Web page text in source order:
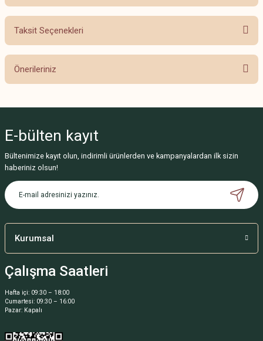
Taksit Seçenekleri
Önerileriniz
Görüş ve önerileriniz için teşekkür ederiz.
Ürün resmi kalitesiz, bozuk veya görüntülenemiyor.
Ürün açıklamasında eksik bilgiler bulunuyor.
Ürün bilgilerinde hatalar bulunuyor.
E-bülten kayıt
Bültenimize kayıt olun, indirimli ürünlerden ve kampanyalardan ilk sizin
haberiniz olsun!
Kurumsal
Çalışma Saatleri
Hafta içi: 09:30 – 18:00
Cumartesi: 09:30 – 16:00
Pazar: Kapalı